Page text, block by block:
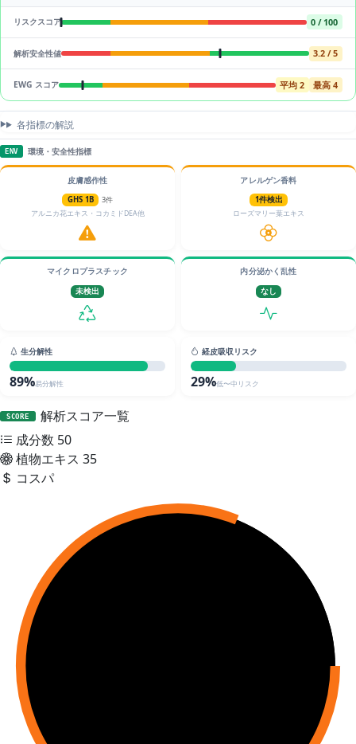
リスクスコア 0 / 100
解析安全性値 3.2 / 5
EWG スコア 平均 2 最高 4
各指標の解説
ENV 環境・安全性指標
皮膚感作性
GHS 1B
3件
アルニカ花エキス・コカミドDEA他
アレルゲン香料
1件検出
ローズマリー葉エキス
マイクロプラスチック
未検出
内分泌かく乱性
なし
生分解性
89%易分解性
経皮吸収リスク
29%低〜中リスク
SCORE
解析スコア一覧
成分数 50
植物エキス 35
コスパ